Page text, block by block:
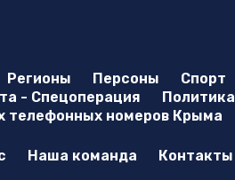
Регионы Персоны Спорт
- Спецоперация Политика
телефонных номеров Крыма
Наша команда Контакты